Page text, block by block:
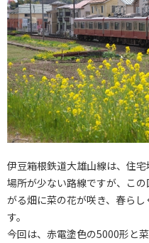
伊豆箱根鉄道大雄山線は、住
場所が少ない路線ですが、こ
がる畑に菜の花が咲き、春ら
す。
今回は、赤電塗色の5000形と